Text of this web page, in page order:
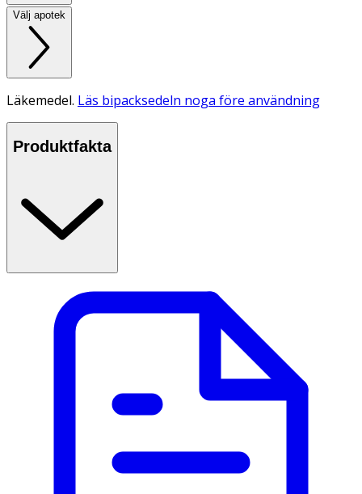
Välj apotek
Läkemedel. Läs bipacksedeln noga före användning
Produktfakta